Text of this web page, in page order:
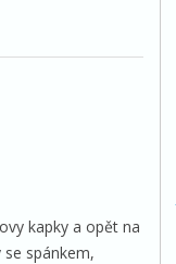
kapky a opět na
spánkem,